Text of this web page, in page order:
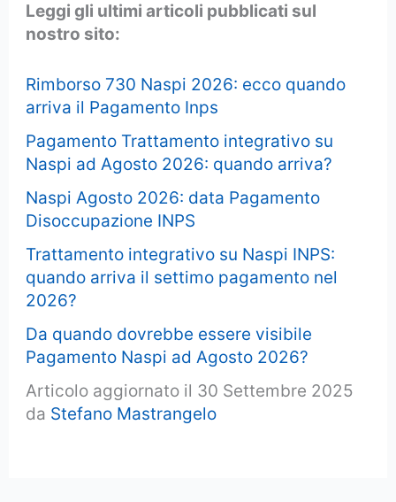
Leggi gli ultimi articoli pubblicati sul
nostro sito:
Rimborso 730 Naspi 2026: ecco quando
arriva il Pagamento Inps
Pagamento Trattamento integrativo su
Naspi ad Agosto 2026: quando arriva?
Naspi Agosto 2026: data Pagamento
Disoccupazione INPS
Trattamento integrativo su Naspi INPS:
quando arriva il settimo pagamento nel
2026?
Da quando dovrebbe essere visibile
Pagamento Naspi ad Agosto 2026?
Articolo aggiornato il 30 Settembre 2025
da Stefano Mastrangelo